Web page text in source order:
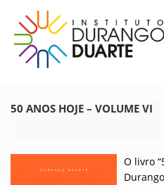
content
IDD – Instituto Durango Duarte
Instituto Durango Duarte
50 ANOS HOJE – VOLUME VI
O livro